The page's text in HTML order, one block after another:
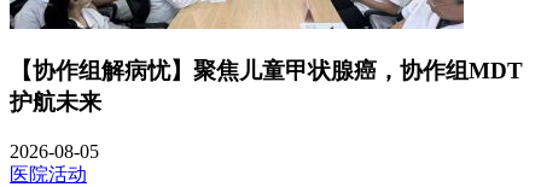
【协作组解病忧】聚焦儿童甲状腺癌，协作组MDT
护航未来
2026-08-05
医院活动